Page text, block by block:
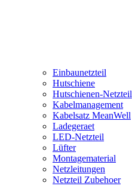
Einbaunetzteil
Hutschiene
Hutschienen-Netzteil
Kabelmanagement
Kabelsatz MeanWell
Ladegeraet
LED-Netzteil
Lüfter
Montagematerial
Netzleitungen
Netzteil Zubehoer